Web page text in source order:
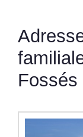
Fossés